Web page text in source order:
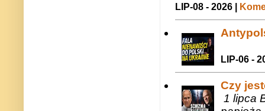
LIP-08 - 2026 |
LIP-06 -
Czy
1 lipca